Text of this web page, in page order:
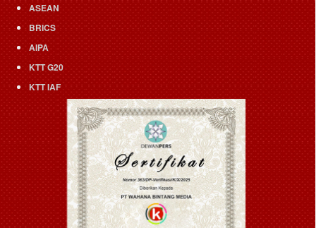
ASEAN
BRICS
AIPA
KTT G20
KTT IAF